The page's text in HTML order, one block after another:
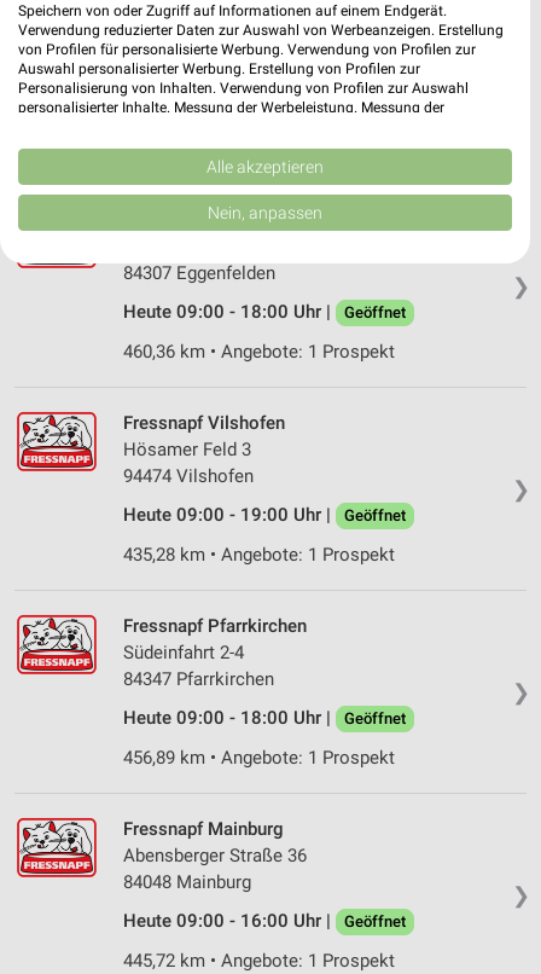
Fressnapf Regen
Zwieseler Straße 41
94209 Regen
Heute 09:00 - 18:00 Uhr | Geöffnet
394,92 km • Angebote: 1 Prospekt
❯
Fressnapf Eggenfelden
84307 Eggenfelden
Heute 09:00 - 18:00 Uhr |
Geöffnet
460,36 km • Angebote: 1 Prospekt
❯
Fressnapf Vilshofen
Hösamer Feld 3
94474 Vilshofen
Heute 09:00 - 19:00 Uhr |
Geöffnet
435,28 km • Angebote: 1 Prospekt
❯
Fressnapf Pfarrkirchen
Südeinfahrt 2-4
84347 Pfarrkirchen
Heute 09:00 - 18:00 Uhr |
Geöffnet
456,89 km • Angebote: 1 Prospekt
❯
Fressnapf Mainburg
Abensberger Straße 36
84048 Mainburg
Heute 09:00 - 16:00 Uhr |
Geöffnet
445,72 km • Angebote: 1 Prospekt
Speichern von oder Zugriff auf Informationen auf einem Endgerät.
Verwendung reduzierter Daten zur Auswahl von Werbeanzeigen. Erstellung
von Profilen für personalisierte Werbung. Verwendung von Profilen zur
Auswahl personalisierter Werbung. Erstellung von Profilen zur
Personalisierung von Inhalten. Verwendung von Profilen zur Auswahl
personalisierter Inhalte. Messung der Werbeleistung. Messung der
Kombinationen von Daten aus verschiedenen Quellen. Entwicklung und
Verbesserung der Angebote. Verwendung reduzierter Daten zur Auswahl
von Inhalten.
Daten können außerhalb der Europäischen Union weitergegeben und in die
Website/App.
Partnerliste anzeigen (1 IAB-Anbieter)
IAB-Verarbeitungszwecke:
auf einem Endgerät
Verwendung reduzierter Daten zur Auswahl von
Werbeanzeigen
personalisierter Werbung
Erstellung von Profilen zur Personalisierung
Verwendung von Profilen zur Auswahl
personalisierter Inhalte
Messung der Werbeleistung
Messung der Performance von Inhalten
Analyse von Zielgruppen durch Statistiken oder
Kombinationen von Daten aus verschiedenen
Alle akzeptieren
Nein, anpassen